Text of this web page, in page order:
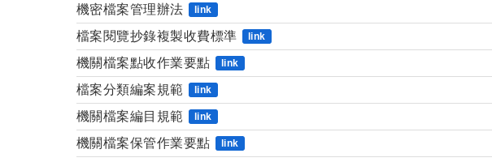
機密檔案管理辦法 link
檔案閱覽抄錄複製收費標準 link
機關檔案點收作業要點 link
檔案分類編案規範 link
機關檔案編目規範 link
機關檔案保管作業要點 link